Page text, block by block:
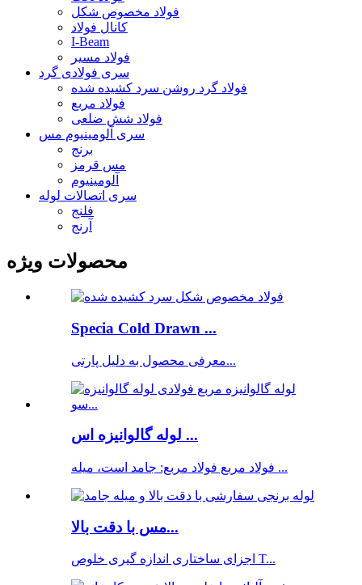
فولاد مخصوص شکل
کانال فولاد
I-Beam
فولاد مسیر
سری فولادی گرد
فولاد گرد روشن سرد کشیده شده
فولاد مربع
فولاد شش ضلعی
سری آلومینیوم مس
برنج
مس قرمز
آلومینیوم
سری اتصالات لوله
فلنج
آرنج
محصولات ویژه
Specia Cold Drawn ...
معرفی محصول به دلیل پارتی...
لوله گالوانیزه اس ...
فولاد مربع فولاد مربع: جامد است، میله ...
مس با دقت بالا...
اجزای ساختاری اندازه گیری خلوص T...